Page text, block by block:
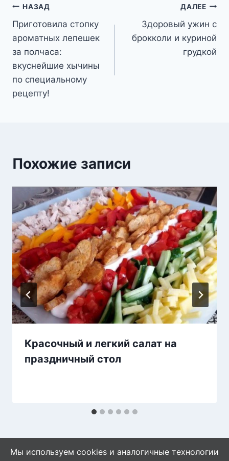
Навигация
по
записям
НАЗАД
Приготовила стопку
ароматных лепешек
за полчаса:
вкуснейшие хычины
по специальному
рецепту!
ДАЛЕЕ
Здоровый ужин с
брокколи и куриной
грудкой
Похожие записи
Красочный и легкий салат на
праздничный стол
Мы используем cookies и аналогичные технологии